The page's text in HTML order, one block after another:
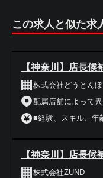
この求人と似た求
【神奈川】店長候
株式会社どうとん
配属店舗によって
■経験、スキル、年
【神奈川】店長候
株式会社ZUND